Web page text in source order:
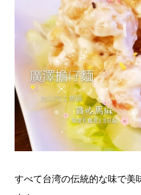
すべて台湾の伝統的な味で美